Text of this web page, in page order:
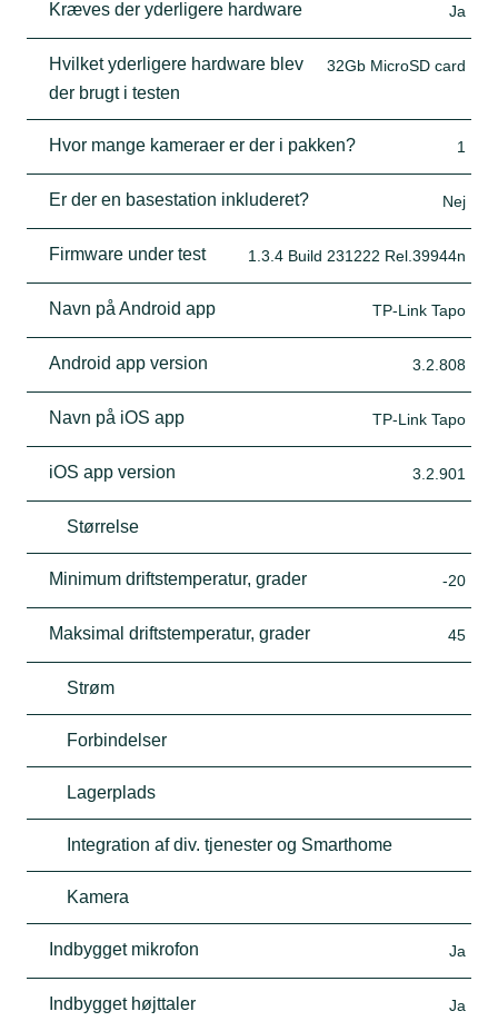
Kræves der yderligere hardware Ja
Hvilket yderligere hardware blev
der brugt i testen
32Gb MicroSD card
Hvor mange kameraer er der i pakken? 1
Er der en basestation inkluderet? Nej
Firmware under test 1.3.4 Build 231222 Rel.39944n
Navn på Android app TP-Link Tapo
Android app version 3.2.808
Navn på iOS app TP-Link Tapo
iOS app version 3.2.901
Størrelse
Minimum driftstemperatur, grader -20
Maksimal driftstemperatur, grader 45
Strøm
Forbindelser
Lagerplads
Integration af div. tjenester og Smarthome
Kamera
Indbygget mikrofon Ja
Indbygget højttaler Ja